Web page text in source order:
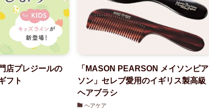
店プレジールの
フト
「MASON PEARSON メイソンピア
ソン」セレブ愛用のイギリス製高級
ヘアブラシ
ヘアケア